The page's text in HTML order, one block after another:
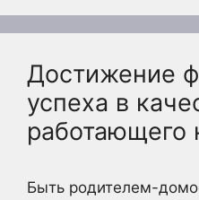
Достижение
успеха в
работающего
Быть родителем-